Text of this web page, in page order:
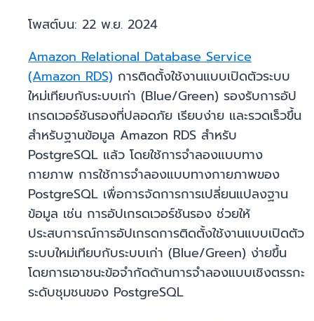
โพสต์บน: 22 พ.ย. 2024
Amazon Relational Database Service
(Amazon RDS) การติดตั้งใช้งานแบบเปิดตัวระบบ
ใหม่เทียบกับระบบเก่า (Blue/Green) รองรับการอัป
เกรดเวอร์ชันรองที่ปลอดภัย เรียบง่าย และรวดเร็วขึ้น
สำหรับฐานข้อมูล Amazon RDS สำหรับ
PostgreSQL แล้ว โดยใช้การจำลองแบบทาง
กายภาพ การใช้การจำลองแบบทางกายภาพของ
PostgreSQL เพื่อการจัดการการเปลี่ยนแปลงฐาน
ข้อมูล เช่น การอัปเกรดเวอร์ชันรอง ช่วยให้
ประสบการณ์การอัปเกรดการติดตั้งใช้งานแบบเปิดตัว
ระบบใหม่เทียบกับระบบเก่า (Blue/Green) ง่ายขึ้น
โดยการเอาชนะข้อจำกัดด้านการจำลองแบบเชิงตรรกะ
ระดับชุมชนของ PostgreSQL